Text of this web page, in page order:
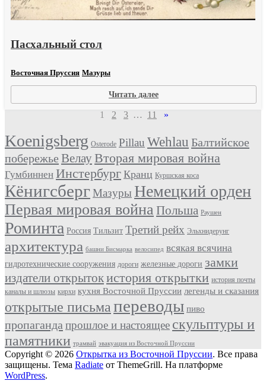
Пасхальный стол
Восточная Пруссия Мазуры
Читать далее:
Пасхальный
стол
1 2 3 … 11 »
Koenigsberg Osterode Pillau Wehlau Балтийское
побережье ВелауВторая мировая война
Гумбиннен Инстербург Кранц Куршская коса
Кёнигсберг Мазуры Немецкий орден
Первая мировая война Польша Раушен
Роминта Россия Тильзит Третий рейх Эльхнидерунг
архитектура башни Бисмарка велосипед всякая всячина
гидротехнические сооружения дороги железные дороги замки
издатели открытокистория открытки история почты
каналы и шлюзы кирхи кухня Восточной Пруссии легенды и сказания
открытые письма переводы пиво
пропаганда прошлое и настоящее скульптуры и
памятники трамвай эвакуация из Восточной Пруссии
Copyright © 2026 Открытка из Восточной Пруссии. Все права
защищены. Тема Radiate от ThemeGrill. На платформе
WordPress.